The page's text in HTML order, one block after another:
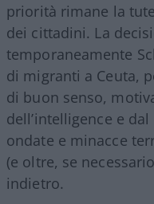
priorità rimane la
dei cittadini. La
temporaneamente
di migranti a Ceuta,
di buon senso,
dell’intelligence e
ondate e minacce
(e oltre, se
indietro.